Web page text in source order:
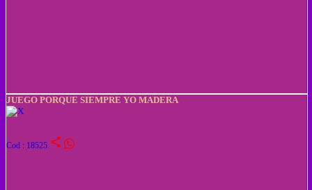
JUEGO PORQUE SIEMPRE YO MADERA
Cod : 18525 share